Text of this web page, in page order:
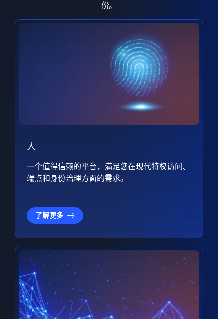
份。
人
一个值得信赖的平台，满足您在现代特权访问、
端点和身份治理方面的需求。
了解更多